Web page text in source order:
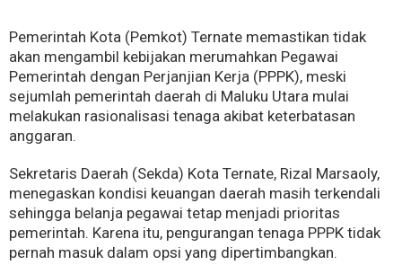
Pemerintah Kota (Pemkot) Ternate memastikan tidak
akan mengambil kebijakan merumahkan Pegawai
Pemerintah dengan Perjanjian Kerja (PPPK), meski
sejumlah pemerintah daerah di Maluku Utara mulai
melakukan rasionalisasi tenaga akibat keterbatasan
anggaran.
Sekretaris Daerah (Sekda) Kota Ternate, Rizal Marsaoly,
menegaskan kondisi keuangan daerah masih terkendali
sehingga belanja pegawai tetap menjadi prioritas
pemerintah. Karena itu, pengurangan tenaga PPPK tidak
pernah masuk dalam opsi yang dipertimbangkan.